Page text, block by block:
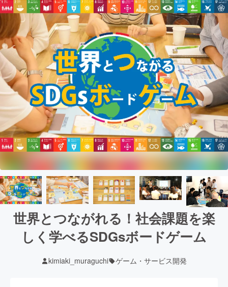
世界とつながれる！社会課題を楽
しく学べるSDGsボードゲーム
kimiaki_muraguchi ゲーム・サービス開発